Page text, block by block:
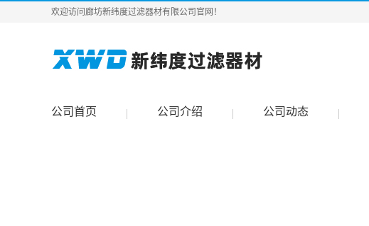
欢迎访问廊坊新纬度过滤器材有限公司官网！
公司首页 公司介绍 公司动态